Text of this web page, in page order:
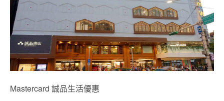
Mastercard 誠品生活優惠